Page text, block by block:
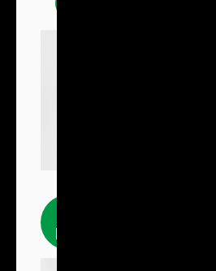
produkty